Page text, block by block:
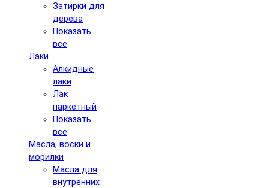
Затирки для
дерева
Показать
все
Лаки
Алкидные
лаки
Лак
паркетный
Показать
все
Масла, воски и
морилки
Масла для
внутренних